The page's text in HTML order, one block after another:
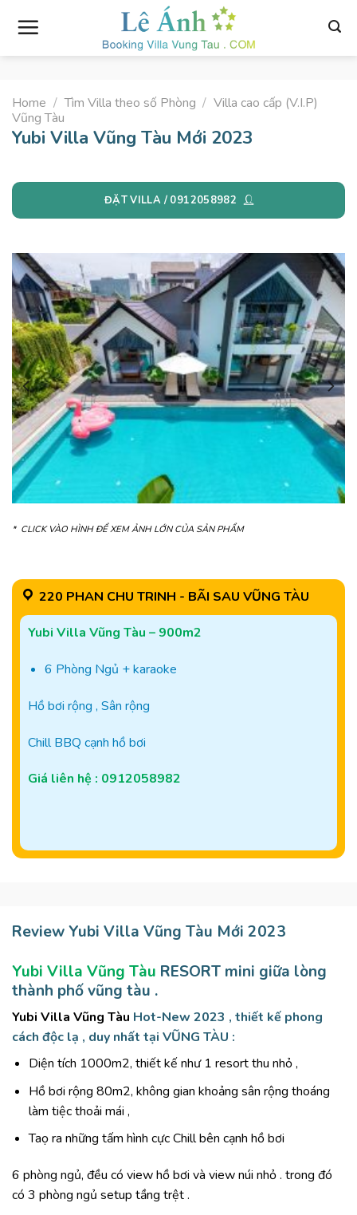
Home / Tìm Villa theo số Phòng / Villa cao cấp (V.I.P)
Vũng Tàu
Yubi Villa Vũng Tàu Mới 2023
ĐẶT VILLA / 0912058982
* CLICK VÀO HÌNH ĐỂ XEM ẢNH LỚN CỦA SẢN PHẨM
220 PHAN CHU TRINH - BÃI SAU VŨNG TÀU
Yubi Villa Vũng Tàu – 900m2
6 Phòng Ngủ + karaoke
Hồ bơi rộng , Sân rộng
Chill BBQ cạnh hồ bơi
Giá liên hệ : 0912058982
Review Yubi Villa Vũng Tàu Mới 2023
Yubi Villa Vũng Tàu RESORT mini giữa lòng
thành phố vũng tàu .
Yubi Villa Vũng Tàu Hot-New 2023 , thiết kế phong
cách độc lạ , duy nhất tại VŨNG TÀU :
Diện tích 1000m2, thiết kế như 1 resort thu nhỏ ,
Hồ bơi rộng 80m2, không gian khoảng sân rộng thoáng
làm tiệc thoải mái ,
Taọ ra những tấm hình cực Chill bên cạnh hồ bơi
6 phòng ngủ, đều có view hồ bơi và view núi nhỏ . trong đó
có 3 phòng ngủ setup tầng trệt .